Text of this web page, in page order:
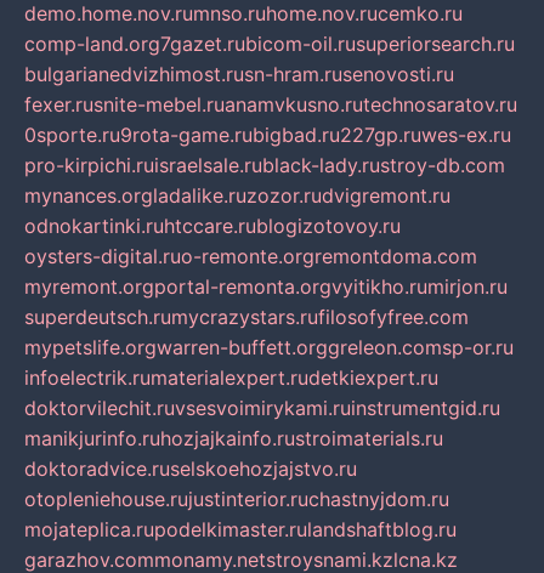
demo.home.nov.rumnso.ruhome.nov.rucemko.ru
comp-land.org7gazet.rubicom-oil.rusuperiorsearch.ru
bulgarianedvizhimost.rusn-hram.rusenovosti.ru
fexer.rusnite-mebel.ruanamvkusno.rutechnosaratov.ru
0sporte.ru9rota-game.rubigbad.ru227gp.ruwes-ex.ru
pro-kirpichi.ruisraelsale.rublack-lady.rustroy-db.com
mynances.orgladalike.ruzozor.rudvigremont.ru
odnokartinki.ruhtccare.rublogizotovoy.ru
oysters-digital.ruo-remonte.orgremontdoma.com
myremont.orgportal-remonta.orgvyitikho.rumirjon.ru
superdeutsch.rumycrazystars.rufilosofyfree.com
mypetslife.orgwarren-buffett.orggreleon.comsp-or.ru
infoelectrik.rumaterialexpert.rudetkiexpert.ru
doktorvilechit.ruvsesvoimirykami.ruinstrumentgid.ru
manikjurinfo.ruhozjajkainfo.rustroimaterials.ru
doktoradvice.ruselskoehozjajstvo.ru
otopleniehouse.rujustinterior.ruchastnyjdom.ru
mojateplica.rupodelkimaster.rulandshaftblog.ru
garazhov.commonamy.netstroysnami.kzlcna.kz